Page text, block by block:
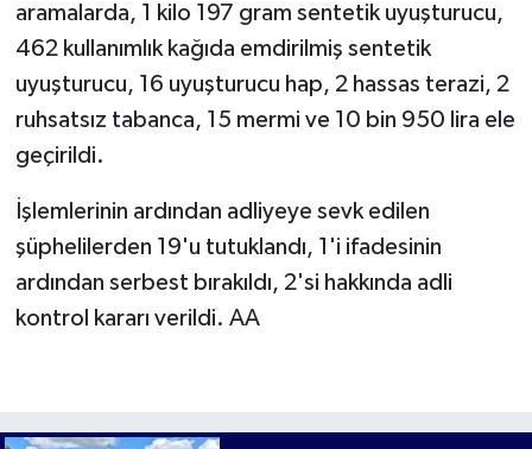
aramalarda, 1 kilo 197 gram sentetik uyuşturucu,
462 kullanımlık kağıda emdirilmiş sentetik
uyuşturucu, 16 uyuşturucu hap, 2 hassas terazi, 2
ruhsatsız tabanca, 15 mermi ve 10 bin 950 lira ele
geçirildi.
İşlemlerinin ardından adliyeye sevk edilen
şüphelilerden 19'u tutuklandı, 1'i ifadesinin
ardından serbest bırakıldı, 2'si hakkında adli
kontrol kararı verildi. AA